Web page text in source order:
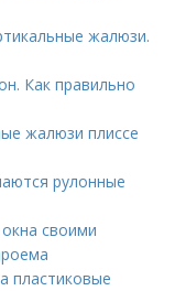
жалюзи.
Как правильно
жалюзи плиссе
рулонные
своими
пластиковые